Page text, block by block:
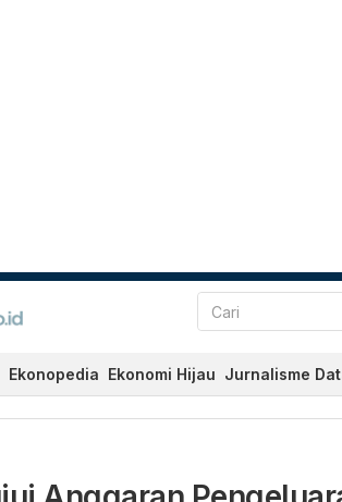
Ekonopedia Ekonomi Hijau Jurnalisme